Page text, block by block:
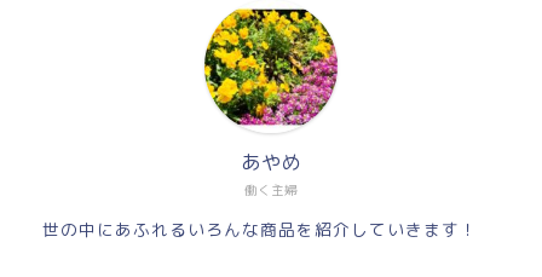
働く主婦
あやめ
世の中にあふれるいろんな商品を紹介していきます！